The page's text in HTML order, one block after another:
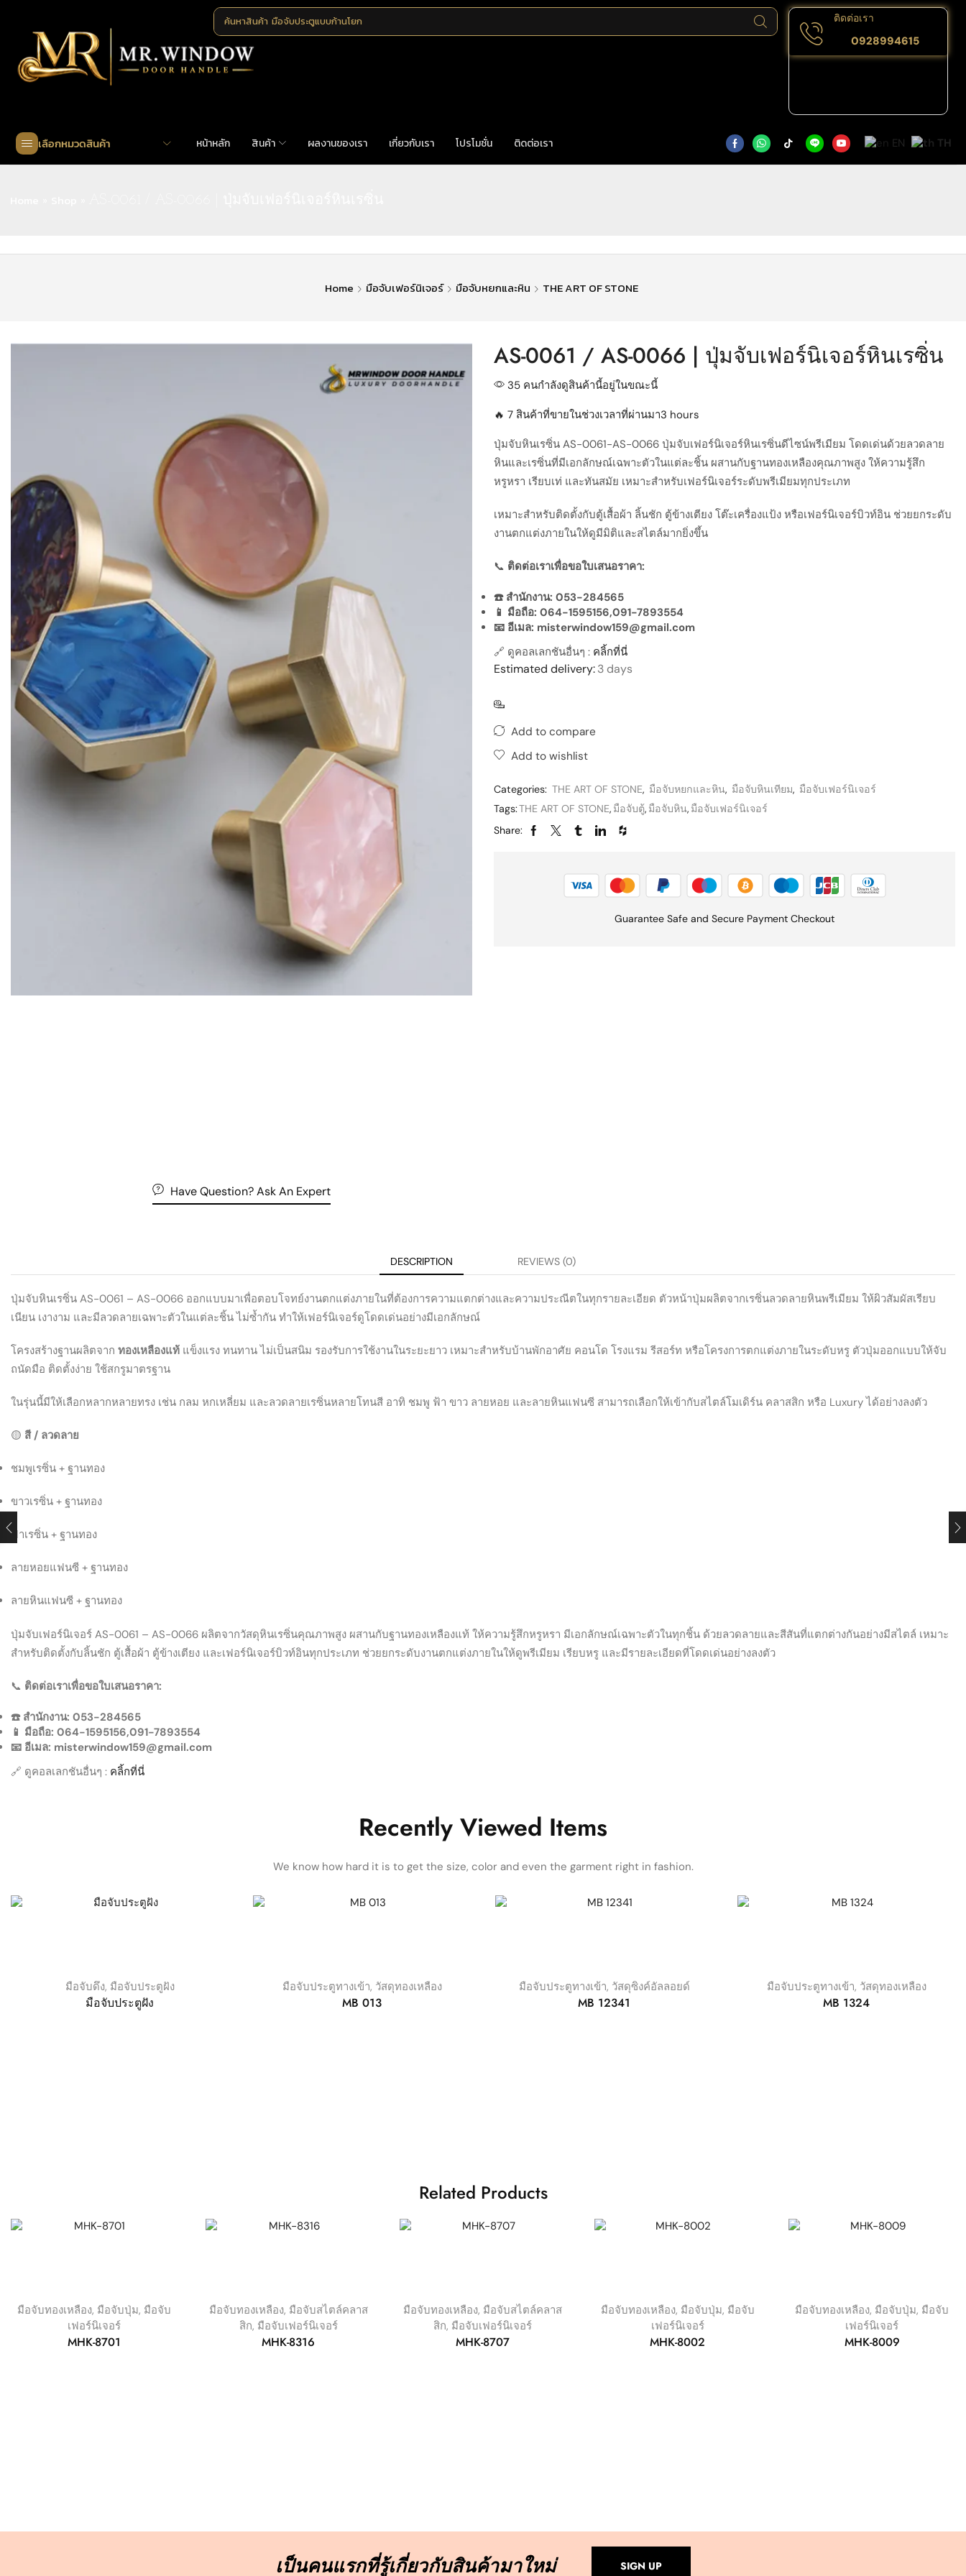
ค้นหาสินค้า มือจับประตูแบบก้านโยก ติดต่อเรา
0928994615
เลือกหมวดสินค้า หน้าหลัก สินค้า ผลงานของเรา เกี่ยวกับเรา โปรโมชั่น ติดต่อเรา EN TH
Home มือจับเฟอร์นิเจอร์ มือจับหยกและหิน THE ART OF STONE
Have Question? Ask An Expert
AS-0061 / AS-0066 | ปุ่มจับเฟอร์นิเจอร์หินเรซิ่น
35 คนกำลังดูสินค้านี้อยู่ในขณะนี้
🔥 7 สินค้าที่ขายในช่วงเวลาที่ผ่านมา3 hours
ปุ่มจับหินเรซิ่น AS-0061-AS-0066 ปุ่มจับเฟอร์นิเจอร์หินเรซิ่นดีไซน์พรีเมียม โดดเด่นด้วยลวดลาย
หินและเรซิ่นที่มีเอกลักษณ์เฉพาะตัวในแต่ละชิ้น ผสานกับฐานทองเหลืองคุณภาพสูง ให้ความรู้สึก
หรูหรา เรียบเท่ และทันสมัย เหมาะสำหรับเฟอร์นิเจอร์ระดับพรีเมียมทุกประเภท
เหมาะสำหรับติดตั้งกับตู้เสื้อผ้า ลิ้นชัก ตู้ข้างเตียง โต๊ะเครื่องแป้ง หรือเฟอร์นิเจอร์บิวท์อิน ช่วยยกระดับ
งานตกแต่งภายในให้ดูมีมิติและสไตล์มากยิ่งขึ้น
📞 ติดต่อเราเพื่อขอใบเสนอราคา:
☎️ สำนักงาน: 053-284565
📱 มือถือ: 064-1595156,091-7893554
📧 อีเมล: misterwindow159@gmail.com
🔗 ดูคอลเลกชันอื่นๆ : คลิ้กที่นี่
Estimated delivery:3 days
Add to compare
Add to wishlist
Categories: THE ART OF STONE, มือจับหยกและหิน, มือจับหินเทียม, มือจับเฟอร์นิเจอร์
Tags:THE ART OF STONE, มือจับตู้, มือจับหิน, มือจับเฟอร์นิเจอร์
Share:
Guarantee Safe and Secure Payment Checkout
DESCRIPTION REVIEWS (0)
ปุ่มจับหินเรซิ่น AS-0061 – AS-0066 ออกแบบมาเพื่อตอบโจทย์งานตกแต่งภายในที่ต้องการความแตกต่างและความประณีตในทุกรายละเอียด ตัวหน้าปุ่มผลิตจากเรซิ่นลวดลายหินพรีเมียม ให้ผิวสัมผัสเรียบ
เนียน เงางาม และมีลวดลายเฉพาะตัวในแต่ละชิ้น ไม่ซ้ำกัน ทำให้เฟอร์นิเจอร์ดูโดดเด่นอย่างมีเอกลักษณ์
โครงสร้างฐานผลิตจาก ทองเหลืองแท้ แข็งแรง ทนทาน ไม่เป็นสนิม รองรับการใช้งานในระยะยาว เหมาะสำหรับบ้านพักอาศัย คอนโด โรงแรม รีสอร์ท หรือโครงการตกแต่งภายในระดับหรู ตัวปุ่มออกแบบให้จับ
ถนัดมือ ติดตั้งง่าย ใช้สกรูมาตรฐาน
ในรุ่นนี้มีให้เลือกหลากหลายทรง เช่น กลม หกเหลี่ยม และลวดลายเรซิ่นหลายโทนสี อาทิ ชมพู ฟ้า ขาว ลายหอย และลายหินแฟนซี สามารถเลือกให้เข้ากับสไตล์โมเดิร์น คลาสสิก หรือ Luxury ได้อย่างลงตัว
🟡 สี / ลวดลาย
ชมพูเรซิ่น + ฐานทอง
ขาวเรซิ่น + ฐานทอง
ฟ้าเรซิ่น + ฐานทอง
ลายหอยแฟนซี + ฐานทอง
ลายหินแฟนซี + ฐานทอง
ปุ่มจับเฟอร์นิเจอร์ AS-0061 – AS-0066 ผลิตจากวัสดุหินเรซิ่นคุณภาพสูง ผสานกับฐานทองเหลืองแท้ ให้ความรู้สึกหรูหรา มีเอกลักษณ์เฉพาะตัวในทุกชิ้น ด้วยลวดลายและสีสันที่แตกต่างกันอย่างมีสไตล์ เหมาะ
สำหรับติดตั้งกับลิ้นชัก ตู้เสื้อผ้า ตู้ข้างเตียง และเฟอร์นิเจอร์บิวท์อินทุกประเภท ช่วยยกระดับงานตกแต่งภายในให้ดูพรีเมียม เรียบหรู และมีรายละเอียดที่โดดเด่นอย่างลงตัว
📞 ติดต่อเราเพื่อขอใบเสนอราคา:
☎️ สำนักงาน: 053-284565
📱 มือถือ: 064-1595156,091-7893554
📧 อีเมล: misterwindow159@gmail.com
🔗 ดูคอลเลกชันอื่นๆ : คลิ้กที่นี่
Recently Viewed Items
We know how hard it is to get the size, color and even the garment right in fashion.
มือจับดึง, มือจับประตูฝัง
มือจับประตูฝัง
มือจับประตูทางเข้า, วัสดุทองเหลือง
MB 013
มือจับประตูทางเข้า, วัสดุซิงค์อัลลอยด์
MB 12341
มือจับประตูทางเข้า, วัสดุทองเหลือง
MB 1324
Related Products
มือจับทองเหลือง, มือจับปุ่ม, มือจับ
เฟอร์นิเจอร์
MHK-8701
มือจับทองเหลือง, มือจับสไตล์คลาส
สิก, มือจับเฟอร์นิเจอร์
MHK-8316
มือจับทองเหลือง, มือจับสไตล์คลาส
สิก, มือจับเฟอร์นิเจอร์
MHK-8707
มือจับทองเหลือง, มือจับปุ่ม, มือจับ
เฟอร์นิเจอร์
MHK-8002
มือจับทองเหลือง, มือจับปุ่ม, มือจับ
เฟอร์นิเจอร์
MHK-8009
เป็นคนแรกที่รู้เกี่ยวกับสินค้ามาใหม่ SIGN UP